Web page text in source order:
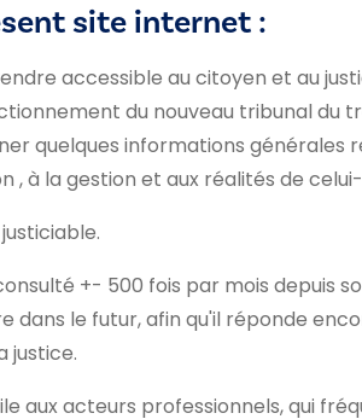
site internet :
accessible au citoyen et au
du nouveau tribunal du
quelques informations générales
à la gestion et aux réalités de
+- 500 fois par mois depuis
dans le futur, afin qu'il réponde
justice.
aux acteurs professionnels, qui